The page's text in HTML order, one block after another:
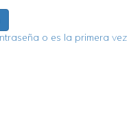
o es la primera